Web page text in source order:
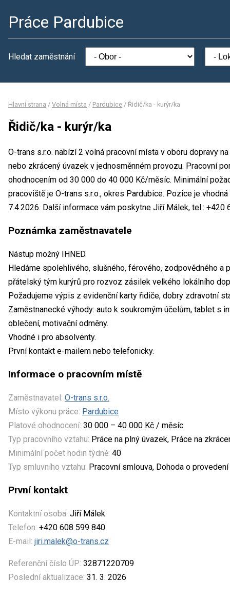
Práce Pardubice
Hledat zaměstnání
Hlavní strana / Volná místa / Pardubice / Řidič/ka - kurýr/ka
Řidič/ka - kurýr/ka
O-trans s.r.o. nabízí 2 volná pracovní místa v oboru dopravy
nebo zkrácený úvazek v jednosměnném provozu. Pracovní
ohodnocením od 30 000 do 40 000 Kč/měsíc. Minimální
pracoviště je O-trans s.r.o., okres Pardubice. Pozice je
7.4.2026. Další informace vám poskytne Jiří Málek, tel.: +420
Poznámka zaměstnavatele
Nástup možný IHNED.
Hledáme spolehlivého, slušného, férového, zodpovědného a
přátelský tým kurýrů pro rozvoz zásilek velkého lokálního
Požadujeme výpis z evidenční karty řidiče, dobry zdravotní
Zaměstnanecké výhody: auto k soukromým účelům, tablet s
oblečení, motivační odměny.
Vhodné i pro absolventy.
První kontakt e-mailem nebo telefonicky.
Informace o pracovním místě
Zaměstnavatel: O-trans s.r.o.
Místo výkonu práce: Pardubice
Platové ohodnocení: 30 000 – 40 000 Kč / měsíc
Typ pracovního vztahu: Práce na plný úvazek, Práce na
Minimální počet hodin týdně: 40
Typ smluvního vztahu: Pracovní smlouva, Dohoda o
První kontakt
Kontaktní osoba: Jiří Málek
Telefon: +420 608 599 840
E-mail: jiri.malek@o-trans.cz
Referenční číslo ÚP: 32871220709
Poslední aktualizace: 31. 3. 2026